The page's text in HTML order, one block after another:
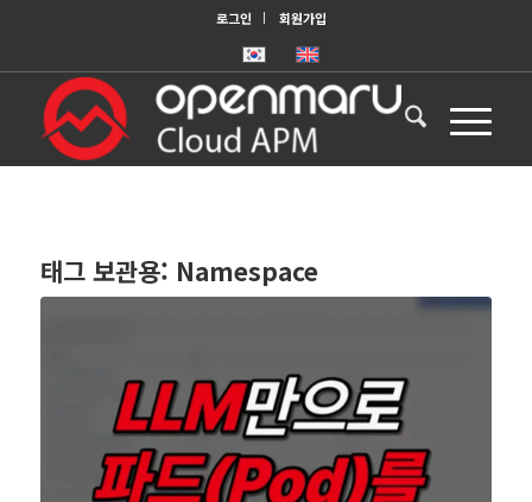
로그인 회원가입
태그 보관용: Namespace